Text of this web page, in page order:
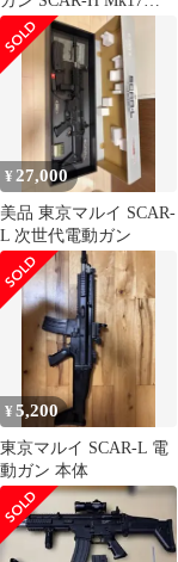
Mod.0 FDE
¥ 27,000
美品 東京マルイ SCAR-
L 次世代電動ガン
¥5,200
東京マルイ SCAR-L 電
動ガン 本体